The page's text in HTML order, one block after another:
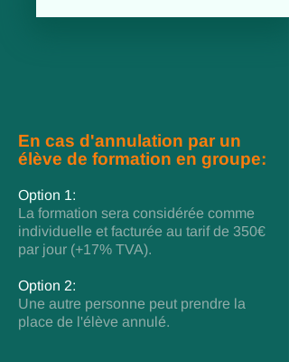
En cas d'annulation par un
élève de formation en groupe:
Option 1:
La formation sera considérée comme
individuelle et facturée au tarif de 350€
par jour (+17% TVA).
Option 2:
Une autre personne peut prendre la
place de l'élève annulé.